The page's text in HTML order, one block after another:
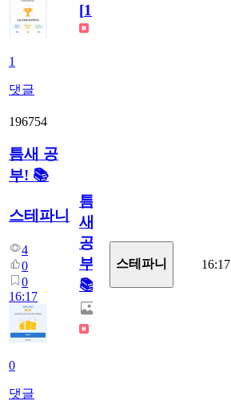
1
댓글
[1]
196754
틈새 공
부! 📚
스테파니
4
0
0
16:17
0
댓글
틈
새
공
부!
📚
스테파니 16:17